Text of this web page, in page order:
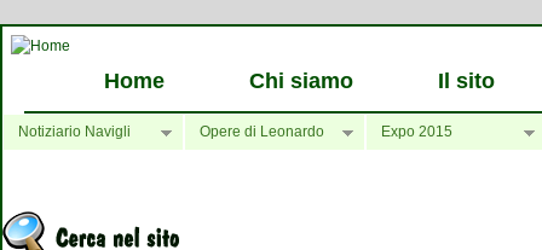
Home Chi siamo Il sito
Notiziario Navigli Opere di Leonardo Expo 2015